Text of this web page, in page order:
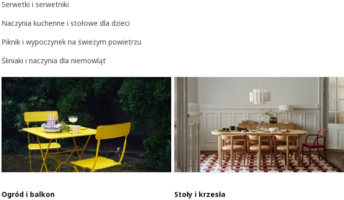
Serwetki i serwetniki
Naczynia kuchenne i stołowe dla dzieci
Piknik i wypoczynek na świeżym powietrzu
Śliniaki i naczynia dla niemowląt
Ogród i balkon
Stoły i krzesła